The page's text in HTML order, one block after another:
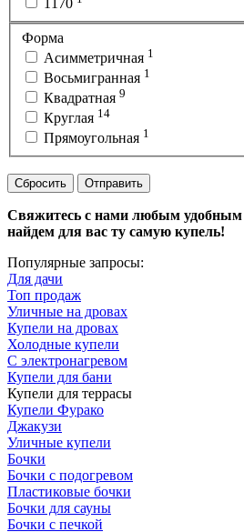
1170
Форма
Асимметричная 1
Восьмигранная 1
Квадратная 9
Круглая 14
Прямоугольная 1
Сбросить Отправить
Свяжитесь с нами любым удобным
найдем для вас ту самую купель!
Популярные запросы:
Для дачи
Топ продаж
Уличные на дровах
Купели на дровах
Холодные купели
С электронагревом
Купели для бани
Купели для террасы
Купели Фурако
Джакузи
Уличные купели
Бочки
Бочки с подогревом
Пластиковые бочки
Бочки для сауны
Бочки с печкой